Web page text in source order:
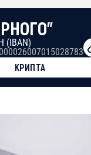
(IBAN)
КРИПТА